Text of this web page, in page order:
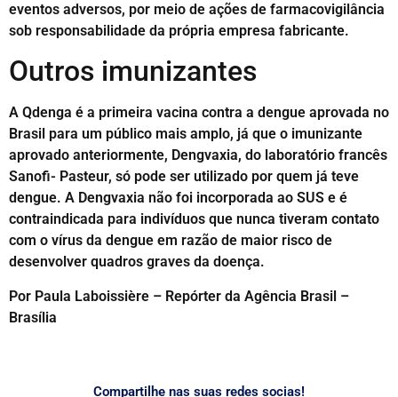
eventos adversos, por meio de ações de farmacovigilância
sob responsabilidade da própria empresa fabricante.
Outros imunizantes
A Qdenga é a primeira vacina contra a dengue aprovada no
Brasil para um público mais amplo, já que o imunizante
aprovado anteriormente, Dengvaxia, do laboratório francês
Sanofi- Pasteur, só pode ser utilizado por quem já teve
dengue. A Dengvaxia não foi incorporada ao SUS e é
contraindicada para indivíduos que nunca tiveram contato
com o vírus da dengue em razão de maior risco de
desenvolver quadros graves da doença.
Por Paula Laboissière – Repórter da Agência Brasil –
Brasília
Compartilhe nas suas redes socias!